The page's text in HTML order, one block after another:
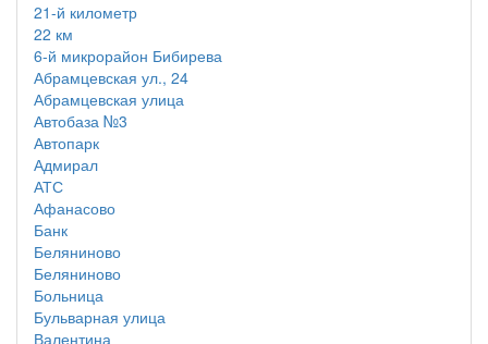
21-й километр
22 км
6-й микрорайон Бибирева
Абрамцевская ул., 24
Абрамцевская улица
Автобаза №3
Автопарк
Адмирал
АТС
Афанасово
Банк
Беляниново
Беляниново
Больница
Бульварная улица
Валентина